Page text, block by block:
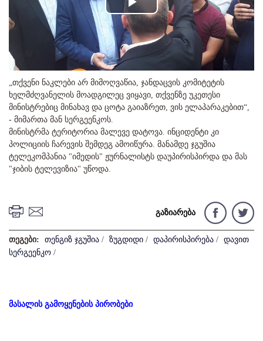
Play
Video
„თქვენი ნაკლები არ მიმოღვაწია, ჯანდაცვის კომიტეტის
ხელმძღვანელის მოადგილეც ვიყავი, თქვენზე უკეთესი
მინისტრებიც მინახავ და ცოტა გაიაზრეთ, ვის ელაპარაკებით“,
- მიმართა მან სერგეენკოს.
მინისტრმა ტერიტორია მალევე დატოვა. ინციდენტი კი
პოლიციის ჩარევის შემდეგ ამოიწურა. მანამდე ჯგუშია
ტელეკომპანია "იმედის" ჟურნალისტს დაუპირისპირდა და მას
"ჯიბის ტელევიზია" უწოდა.
გაზიარება
თეგები: თენგიზ ჯგუშია / ზუგდიდი / დაპირისპირება / დავით
სერგეენკო /
მასალის გამოყენების პირობები